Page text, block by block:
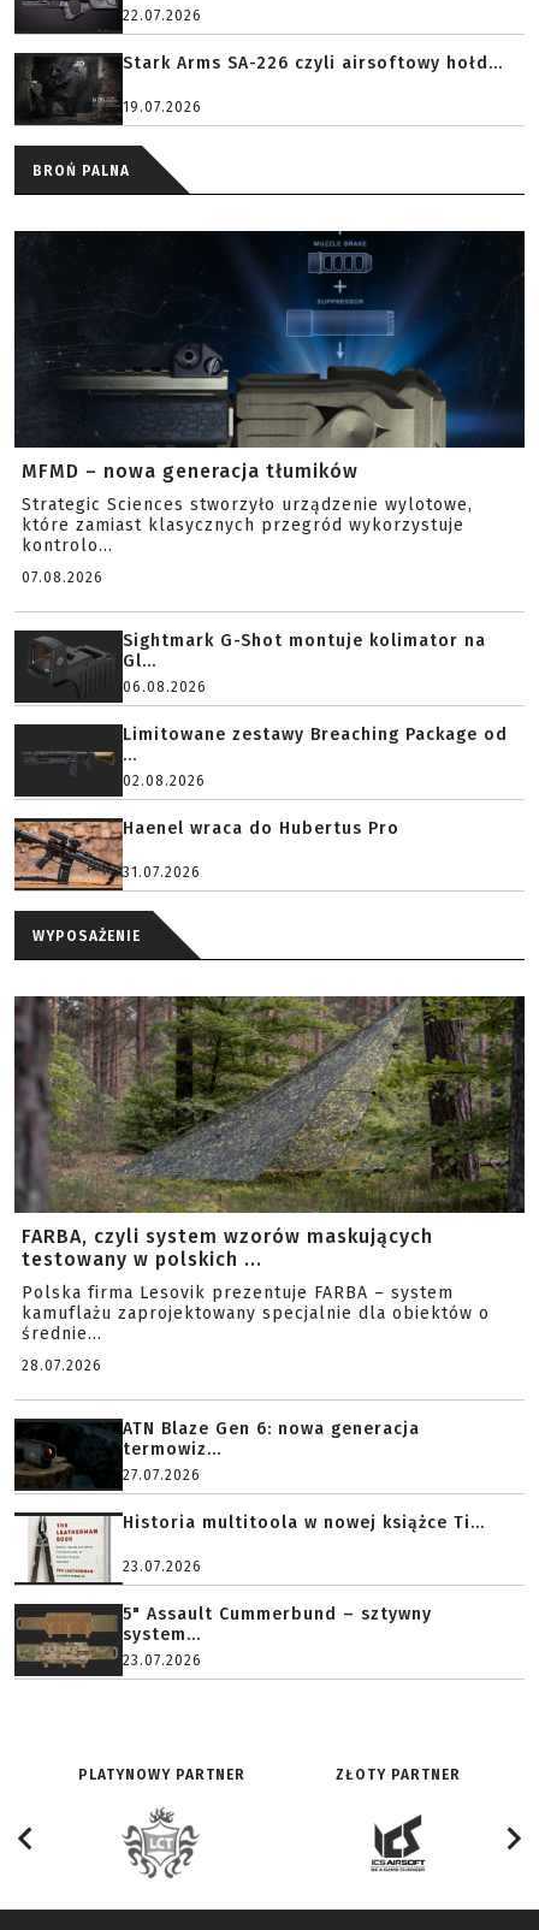
22.07.2026
Stark Arms SA-226 czyli airsoftowy hołd...
19.07.2026
BROŃ PALNA
MFMD – nowa generacja tłumików
Strategic Sciences stworzyło urządzenie wylotowe,
które zamiast klasycznych przegród wykorzystuje
kontrolo...
07.08.2026
Sightmark G-Shot montuje kolimator na
Gl...
06.08.2026
Limitowane zestawy Breaching Package od
...
02.08.2026
Haenel wraca do Hubertus Pro
31.07.2026
WYPOSAŻENIE
FARBA, czyli system wzorów maskujących
testowany w polskich ...
Polska firma Lesovik prezentuje FARBA – system
kamuflażu zaprojektowany specjalnie dla obiektów o
średnie...
28.07.2026
ATN Blaze Gen 6: nowa generacja
termowiz...
27.07.2026
Historia multitoola w nowej książce Ti...
23.07.2026
5" Assault Cummerbund – sztywny
system...
23.07.2026
PLATYNOWY PARTNER ZŁOTY PARTNER